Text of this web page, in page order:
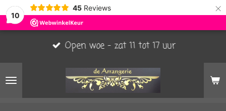
10
45 Reviews ×
Open woe - zat 11 tot 17 uur